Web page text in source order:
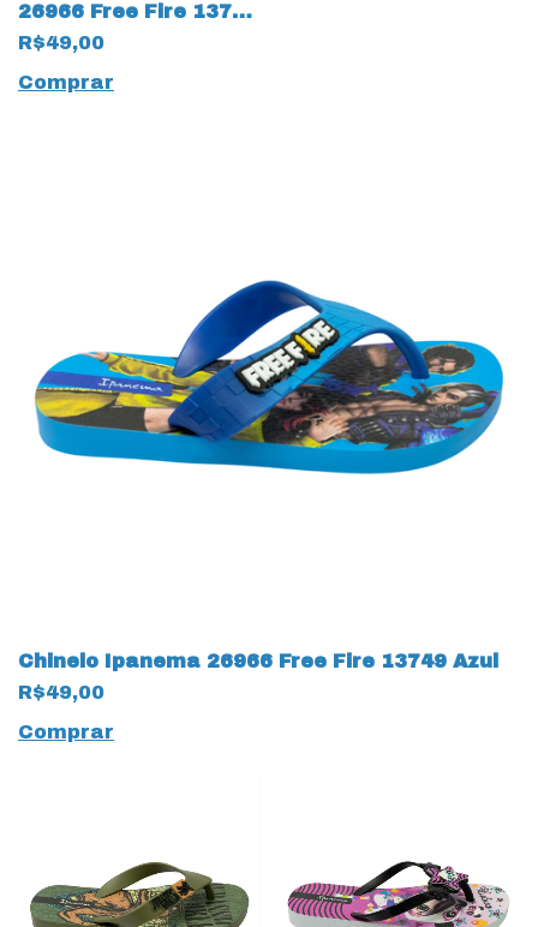
26966 Free Fire 13780
Cinza
R$49,00
Comprar
Chinelo Ipanema 26966 Free Fire 13749 Azul
R$49,00
Comprar